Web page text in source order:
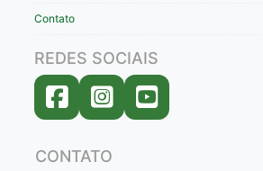
Contato
REDES SOCIAIS
CONTATO